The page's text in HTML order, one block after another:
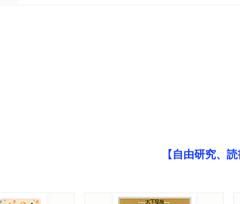
【自由研究、